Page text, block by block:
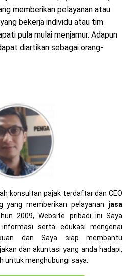
memberikan pelayanan atau
bekerja individu atau tim
pula mulai menjamur. Adapun
diartikan sebagai orang-
konsultan pajak terdaftar dan CEO
yang memberikan pelayanan jasa
2009, Website pribadi ini Saya
serta edukasi mengenai
dan Saya siap membantu
dan akuntasi yang anda hadapi,
untuk menghubungi saya..